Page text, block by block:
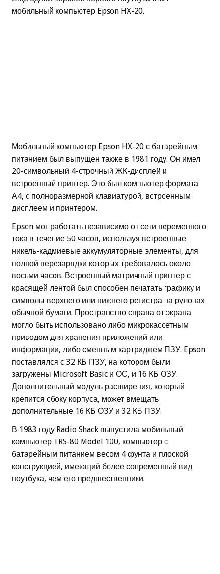
мобильный компьютер Epson HX-20.
Мобильный компьютер Epson HX-20 с батарейным
питанием был выпущен также в 1981 году. Он имел
20-символьный 4-строчный ЖК-дисплей и
встроенный принтер. Это был компьютер формата
А4, с полноразмерной клавиатурой, встроенным
дисплеем и принтером.
Epson мог работать независимо от сети переменного
тока в течение 50 часов, используя встроенные
никель-кадмиевые аккумуляторные элементы, для
полной перезарядки которых требовалось около
восьми часов. Встроенный матричный принтер с
красящей лентой был способен печатать графику и
символы верхнего или нижнего регистра на рулонах
обычной бумаги. Пространство справа от экрана
могло быть использовано либо микрокассетным
приводом для хранения приложений или
информации, либо сменным картриджем ПЗУ. Epson
поставлялся с 32 КБ ПЗУ, на котором были
загружены Microsoft Basic и ОС, и 16 КБ ОЗУ.
Дополнительный модуль расширения, который
крепится сбоку корпуса, может вмещать
дополнительные 16 КБ ОЗУ и 32 КБ ПЗУ.
В 1983 году Radio Shack выпустила мобильный
компьютер TRS-80 Model 100, компьютер с
батарейным питанием весом 4 фунта и плоской
конструкцией, имеющий более современный вид
ноутбука, чем его предшественники.